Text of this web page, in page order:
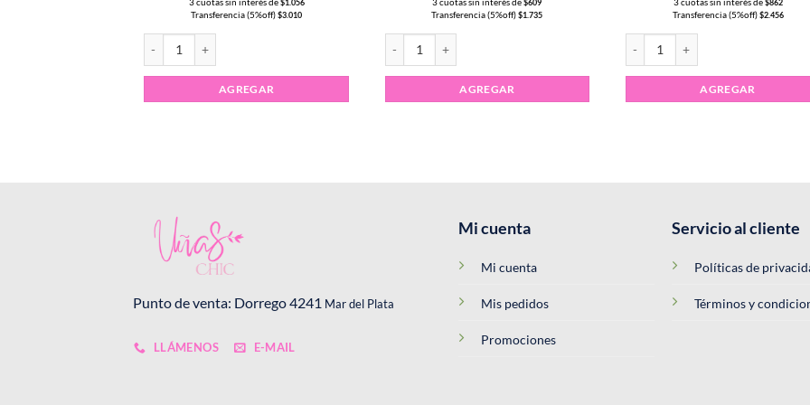
$1.056
Transferencia (5%off)$3.010
AGREGAR
$609
Transferencia (5%off)$1.735
AGREGAR
$862
Transferencia (5%off)$2.456
AGREGAR
Punto de venta: Dorrego 4241 Mar del Plata
LLÁMENOS E-MAIL
Mi cuenta
Mi cuenta
Mis pedidos
Promociones
Servicio al cliente
Políticas de
Términos y